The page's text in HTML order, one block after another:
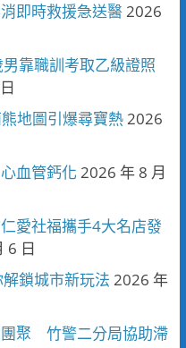
即時救援急送醫2026
靠職訓考取乙級證照
地圖引爆尋寶熱2026
血管鈣化 2026 年 8 月
愛社福攜手4大名店發
6 日
鎖城市新玩法 2026 年
聚 竹警二分局協助滯